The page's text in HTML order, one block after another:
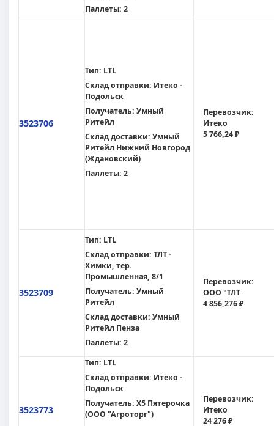
Паллеты: 2
3523706
Тип: LTL
Склад отправки: Итеко -
Подольск
Получатель: Умный
Ритейл
Склад доставки: Умный
Ритейл Нижний Новгород
(Ждановский)
Паллеты: 2
Перевозчик:
Итеко
5 766,24 ₽
3523709
Тип: LTL
Склад отправки: ТЛТ -
Химки, тер.
Промышленная, 8/1
Получатель: Умный
Ритейл
Склад доставки: Умный
Ритейл Пенза
Паллеты: 2
Перевозчик:
ООО "ТЛТ
4 856,276 ₽
3523773
Тип: LTL
Склад отправки: Итеко -
Подольск
Получатель: X5 Пятерочка
(ООО "Агроторг")
Перевозчик:
Итеко
24 276 ₽